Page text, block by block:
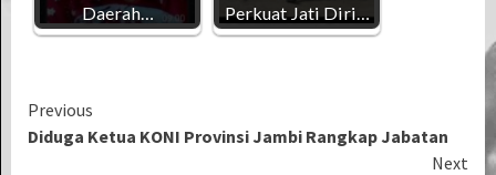
Daerah…
Perkuat Jati Diri…
Continue
Reading
Previous
Diduga Ketua KONI Provinsi Jambi Rangkap Jabatan
Next